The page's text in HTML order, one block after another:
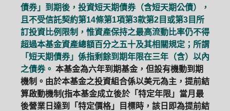
債券」到期後，投資短天期債券（含短天期公債），
且不受信託契約第14條第1項第3款第2目或第3目所
訂投資比例限制，惟資產保持之最高流動比率仍不得
超過本基金資產總額百分之五十及其相關規定；所謂
「短天期債券」係指剩餘到期年限在三年（含）以內
之債券。 本基金為六年到期基金，但設有機動到期
機制。由於本基金之投資組合係以美元為主，提前結
算啟動機制(指本基金成立後於「特定年限」當月最
後營業日達到「特定價格」目標時，該日即為提前結